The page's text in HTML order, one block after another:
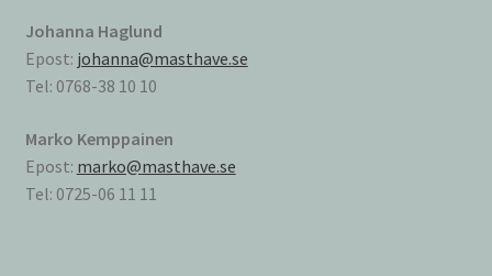
Johanna Haglund
Epost: johanna@masthave.se
Tel: 0768-38 10 10
Marko Kemppainen
Epost: marko@masthave.se
Tel: 0725-06 11 11